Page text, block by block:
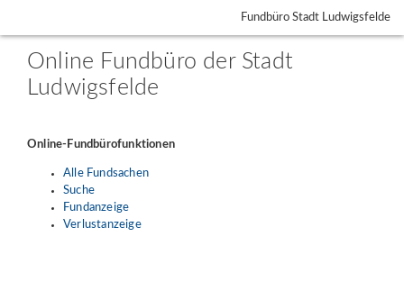
Fundbüro Stadt Ludwigsfelde
Online Fundbüro der Stadt
Ludwigsfelde
Online-Fundbürofunktionen
Alle Fundsachen
Suche
Fundanzeige
Verlustanzeige